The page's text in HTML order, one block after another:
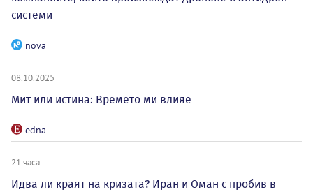
системи
nova
08.10.2025
Мит или истина: Времето ми влияе
edna
21 часа
Идва ли краят на кризата? Иран и Оман с пробив в